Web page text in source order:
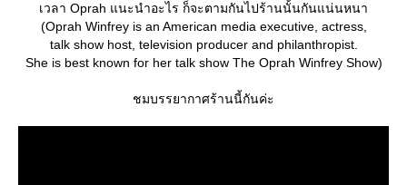
เวลา Oprah แนะนำอะไร ก็จะตามกันไปร้านนั้นกันแน่นหนา
(Oprah Winfrey is an American media executive, actress,
talk show host, television producer and philanthropist.
She is best known for her talk show The Oprah Winfrey Show)
ชมบรรยากาศร้านนี้กันค่ะ